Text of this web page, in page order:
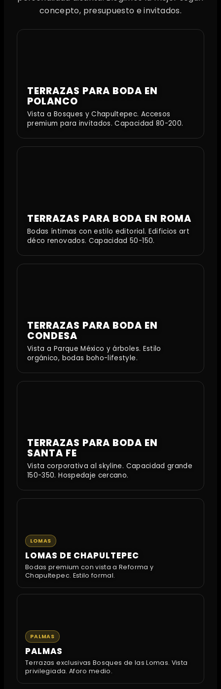
concepto, presupuesto e invitados.
TERRAZAS PARA BODA EN
POLANCO
Vista a Bosques y Chapultepec. Accesos
premium para invitados. Capacidad 80-200.
TERRAZAS PARA BODA EN ROMA
Bodas íntimas con estilo editorial. Edificios art
déco renovados. Capacidad 50-150.
TERRAZAS PARA BODA EN
CONDESA
Vista a Parque México y árboles. Estilo
orgánico, bodas boho-lifestyle.
TERRAZAS PARA BODA EN
SANTA FE
Vista corporativa al skyline. Capacidad grande
150-350. Hospedaje cercano.
LOMAS
LOMAS DE CHAPULTEPEC
Bodas premium con vista a Reforma y
Chapultepec. Estilo formal.
PALMAS
PALMAS
Terrazas exclusivas Bosques de las Lomas. Vista
privilegiada. Aforo medio.